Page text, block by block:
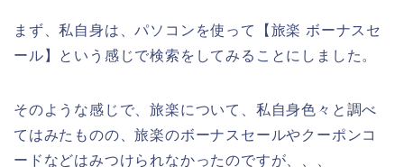
まず、私自身は、パソコンを使って【旅楽 ボーナスセ
ール】という感じで検索をしてみることにしました。
そのような感じで、旅楽について、私自身色々と調べ
てはみたものの、旅楽のボーナスセールやクーポンコ
ードなどはみつけられなかったのですが、、、